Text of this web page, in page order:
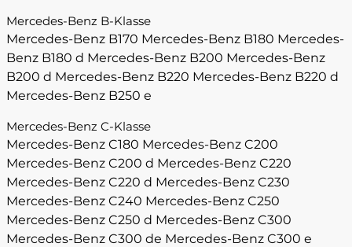
Mercedes-Benz B-Klasse
Mercedes-Benz B170 Mercedes-Benz B180 Mercedes-
Benz B180 d Mercedes-Benz B200 Mercedes-Benz
B200 d Mercedes-Benz B220 Mercedes-Benz B220 d
Mercedes-Benz B250 e
Mercedes-Benz C-Klasse
Mercedes-Benz C180 Mercedes-Benz C200
Mercedes-Benz C200 d Mercedes-Benz C220
Mercedes-Benz C220 d Mercedes-Benz C230
Mercedes-Benz C240 Mercedes-Benz C250
Mercedes-Benz C250 d Mercedes-Benz C300
Mercedes-Benz C300 de Mercedes-Benz C300 e